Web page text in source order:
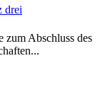
drei
zum Abschluss des